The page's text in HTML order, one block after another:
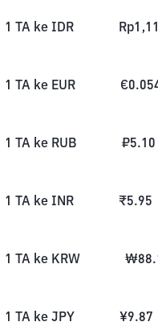
1 TA ke IDR Rp
1 TA ke EUR €
1 TA ke RUB ₽5.10
1 TA ke INR ₹5.95
1 TA ke KRW ₩
1 TA ke JPY ¥9.87